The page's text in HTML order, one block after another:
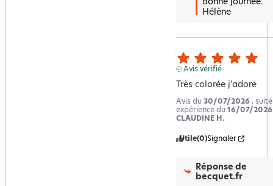
Bonne journée.
Hélène
Avis vérifié
Très colorée j'adore
Avis du 30/07/2026 ,
expérience du 16/07/2026
CLAUDINE H.
Utile(0)Signaler
Réponse de
becquet.fr